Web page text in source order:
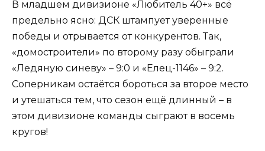
В младшем дивизионе «Любитель 40+» всё
предельно ясно: ДСК штампует уверенные
победы и отрывается от конкурентов. Так,
«домостроители» по второму разу обыграли
«Ледяную синеву» – 9:0 и «Елец-1146» – 9:2.
Соперникам остаётся бороться за второе место
и утешаться тем, что сезон ещё длинный – в
этом дивизионе команды сыграют в восемь
кругов!